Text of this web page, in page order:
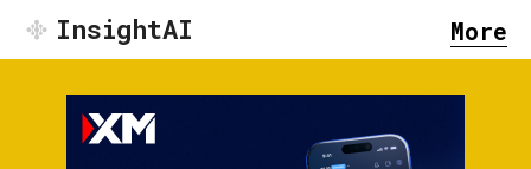
InsightAI More